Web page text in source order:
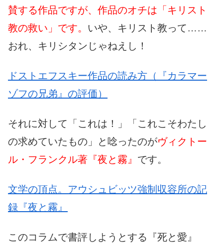
賛する作品ですが、作品のオチは「キリスト
教の救い」です。 いや、キリスト教って……
おれ、キリシタンじゃねえし！
ドストエフスキー作品の読み方（『カラマー
ゾフの兄弟』の評価）
それに対して「これは！」「これこそわたし
の求めていたもの」と唸ったのがヴィクトー
ル・フランクル著『夜と霧』 です。
文学の頂点。アウシュビッツ強制収容所の記
録『夜と霧』
このコラムで書評しようとする『死と愛』